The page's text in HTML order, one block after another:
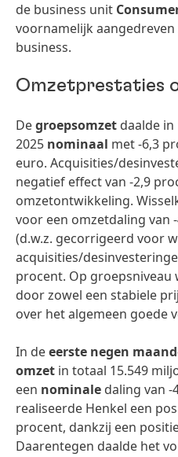
de business unit
voornamelijk
business.
Omzetprestaties
Degroepsomzet daalde in
2025 nominaal met -6,3
euro. Acquisities/
negatief effect van -2,9
omzetontwikkeling.
voor een omzetdaling van
(d.w.z. gecorrigeerd voor
acquisities/
procent. Op groepsniveau
door zowel een stabiele
over het algemeen goede
In deeerste negen
omzet in totaal 15.549
een nominale daling van -
realiseerde Henkel een
procent, dankzij een
Daarentegen daalde het